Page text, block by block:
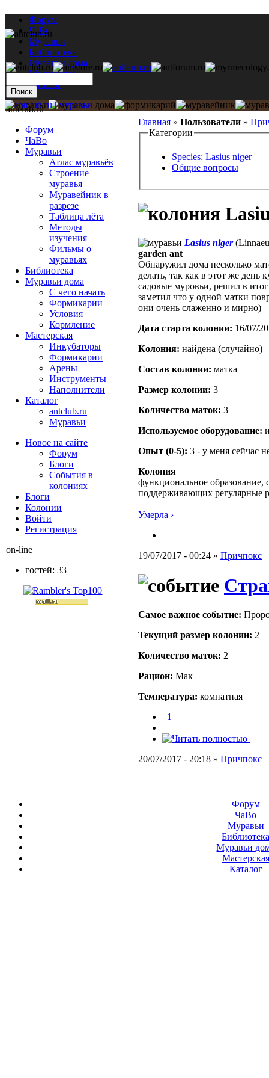
Форум
ЧаВо
Муравьи
Библиотека
Муравьи дома
Мастерская
Каталог
Главная » Пользователи »
Категории
Species: Lasius niger
Общие вопросы
Lasius niger
garden ant
Обнаружил дома несколько
делать, так как в этот же день
садовые муровьи, решил в
заметил что у одной матки
они очень слаженно и мирно)
Дата старта кoлонии: 16/07/
Кoлония: найдена (случайно)
Состав кoлонии: матка
Размер кoлонии: 3
Количество маток: 3
Используемое оборудование:
Опыт (0-5): 3 - у меня сейчас
Колония
функциональное образование,
поддерживающих регулярные
Умерла ›
19/07/2017 - 00:24 » Причпокс
Самое важное событие:
Текущий размер кoлонии: 2
Количество маток: 2
Рацион: Мак
Температура: комнатная
_1
20/07/2017 - 20:18 » Причпокс
antclub.ru
Форум
ЧаВо
Муравьи
Атлас муравьёв
Строение
муравья
Муравейник в
разрезе
Таблица лёта
Методы
изучения
Фильмы о
муравьях
Библиотека
Муравьи дома
С чего начать
Формикарии
Условия
Кормление
Мастерская
Инкубаторы
Формикарии
Арены
Инструменты
Наполнители
Каталог
antclub.ru
Муравьи
Новое на сайте
Форум
Блоги
События в
колониях
Блоги
Колонии
Войти
Peгиcтpaция
on-line
гостей: 33
Форум
ЧаВо
Муравьи
Муравьи
Мастерская
Каталог